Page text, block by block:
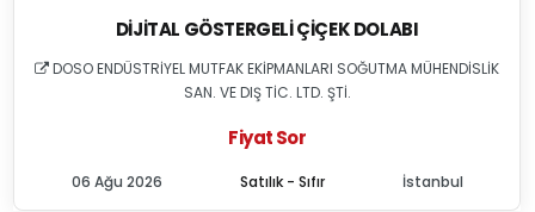
DIJITAL GÖSTERGELI ÇIÇEK DOLABI
DOSO ENDÜSTRİYEL MUTFAK EKİPMANLARI SOĞUTMA MÜHENDİSLİK
SAN. VE DIŞ TİC. LTD. ŞTİ.
Fiyat Sor
Satılık - Sıfır
06 Ağu 2026 İstanbul